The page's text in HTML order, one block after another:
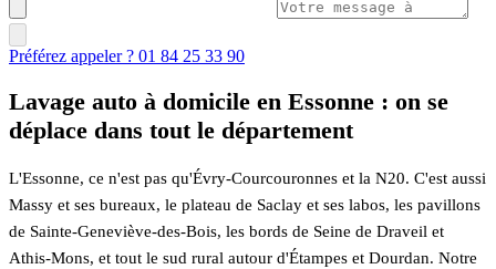
Préférez appeler ? 01 84 25 33 90
Lavage auto à domicile en Essonne : on se
déplace dans tout le département
L'Essonne, ce n'est pas qu'Évry-Courcouronnes et la N20. C'est aussi
Massy et ses bureaux, le plateau de Saclay et ses labos, les pavillons
de Sainte-Geneviève-des-Bois, les bords de Seine de Draveil et
Athis-Mons, et tout le sud rural autour d'Étampes et Dourdan. Notre